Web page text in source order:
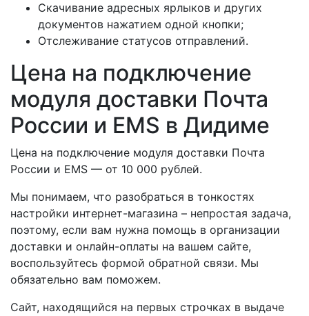
Скачивание адресных ярлыков и других
документов нажатием одной кнопки;
Отслеживание статусов отправлений.
Цена на подключение
модуля доставки Почта
России и EMS в Дидиме
Цена на подключение модуля доставки Почта
России и EMS — от 10 000 рублей.
Мы понимаем, что разобраться в тонкостях
настройки интернет-магазина – непростая задача,
поэтому, если вам нужна помощь в организации
доставки и онлайн-оплаты на вашем сайте,
воспользуйтесь формой обратной связи. Мы
обязательно вам поможем.
Сайт, находящийся на первых строчках в выдаче